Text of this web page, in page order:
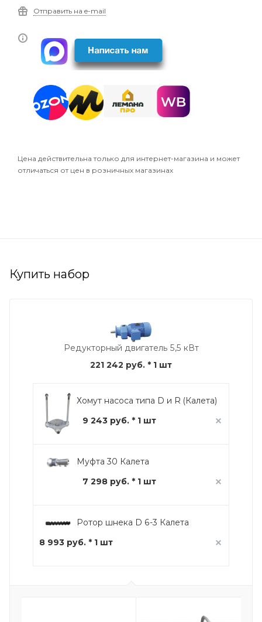
Отправить на e-mail
Цена действительна только для интернет-магазина и может
отличаться от цен в розничных магазинах
Купить набор
Редукторный двигатель 5,5 кВт
221 242 руб. * 1 шт
Хомут насоса типа D и R (Калета)
9 243 руб. * 1 шт
Муфта 30 Калета
7 298 руб. * 1 шт
Ротор шнека D 6-3 Калета
8 993 руб. * 1 шт